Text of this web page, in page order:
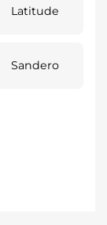
Latitude
Sandero